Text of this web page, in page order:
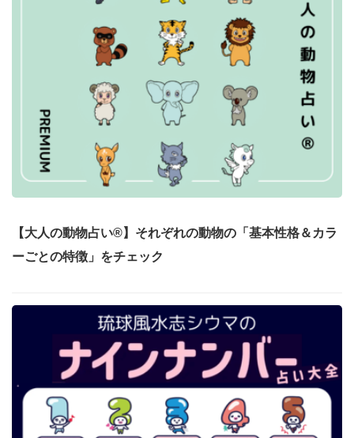
【大人の動物占い®】それぞれの動物の「基本性格＆カラ
ーごとの特徴」をチェック